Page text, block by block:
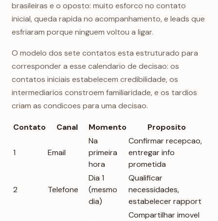
brasileiras e o oposto: muito esforco no contato
inicial, queda rapida no acompanhamento, e leads que
esfriaram porque ninguem voltou a ligar.
O modelo dos sete contatos esta estruturado para
corresponder a esse calendario de decisao: os
contatos iniciais estabelecem credibilidade, os
intermediarios constroem familiaridade, e os tardios
criam as condicoes para uma decisao.
Contato Canal Momento Proposito
1 Email
Na
primeira
hora
Confirmar recepcao,
entregar info
prometida
2 Telefone
Dia 1
(mesmo
dia)
Qualificar
necessidades,
estabelecer rapport
Compartilhar imovel